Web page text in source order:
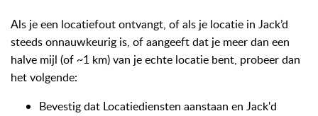
Als je een locatiefout ontvangt, of als je locatie in Jack’d
steeds onnauwkeurig is, of aangeeft dat je meer dan een
halve mijl (of ~1 km) van je echte locatie bent, probeer dan
het volgende:
Bevestig dat Locatiediensten aanstaan en Jack'd